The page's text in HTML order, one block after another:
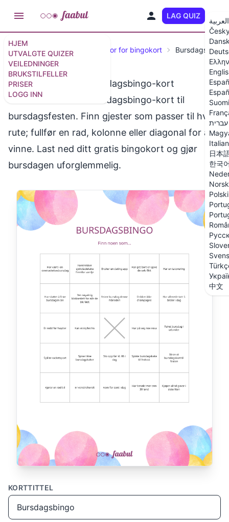
HJEM
UTVALGTE QUIZER
VEILEDNINGER
BRUKSTILFELLER
PRISER
LOGG INN
LAG QUIZ
العربية
Suomi
עברית
日本
한국
Norsk
Polski
中文
Veiledninger Gratis generator for bingokort Bursdagsbingo
Gratis utskrivbare bursdagsbingo-kort
Gratis utskrivbare bursdagsbingo-kort til
bursdagsfesten. Finn gjester som passer til hver
rute; fullfør en rad, kolonne eller diagonal for å
vinne. Last ned ditt gratis bingokort og gjør
bursdagen uforglemmelig.
KORTTITTEL